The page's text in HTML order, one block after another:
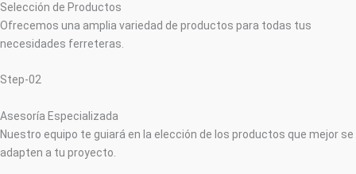
Selección de Productos
Ofrecemos una amplia variedad de productos para todas tus
necesidades ferreteras.
Step-02
Asesoría Especializada
Nuestro equipo te guiará en la elección de los productos que mejor se
adapten a tu proyecto.